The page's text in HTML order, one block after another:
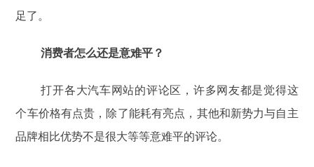
足了。
消费者怎么还是意难平？
打开各大汽车网站的评论区，许多网友都是觉得这
个车价格有点贵，除了能耗有亮点，其他和新势力与自主
品牌相比优势不是很大等等意难平的评论。